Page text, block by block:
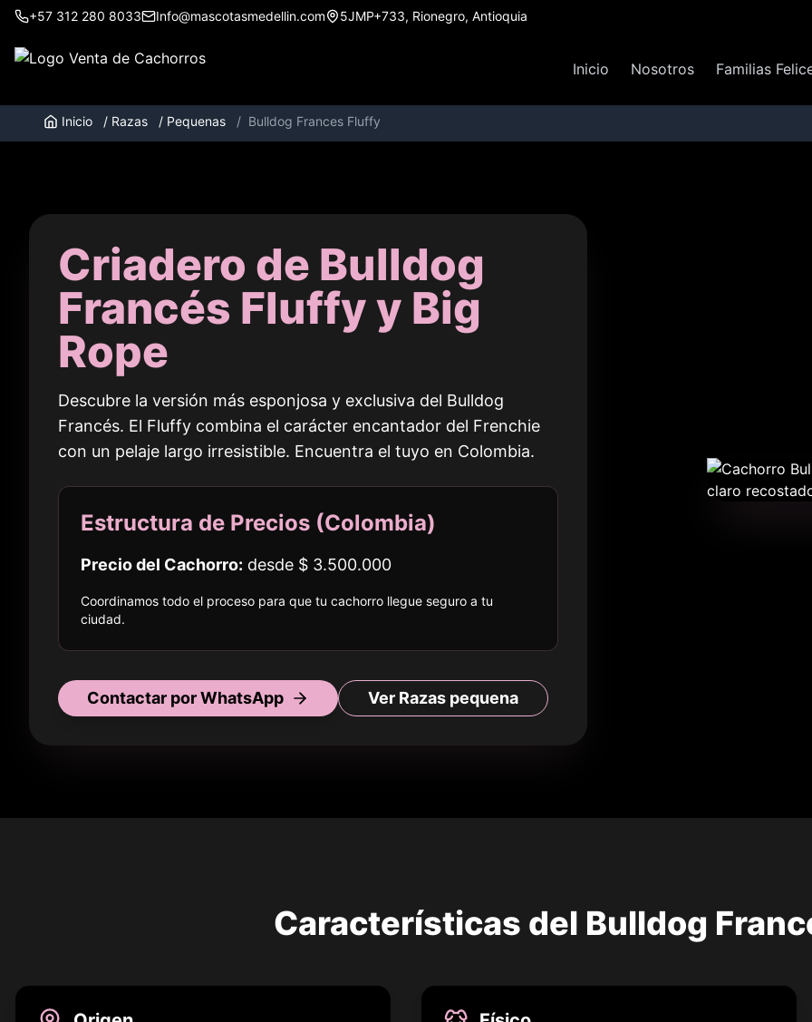
+57 312 280 8033 Info@mascotasmedellin.com 5JMP+733, Rionegro, Antioquia
Inicio Nosotros Familias
Inicio / Razas / Pequenas / Bulldog Frances Fluffy
Criadero de Bulldog
Francés Fluffy y Big
Rope
Descubre la versión más esponjosa y exclusiva del Bulldog
Francés. El Fluffy combina el carácter encantador del Frenchie
con un pelaje largo irresistible. Encuentra el tuyo en Colombia.
Estructura de Precios (Colombia)
Precio del Cachorro: desde $ 3.500.000
Coordinamos todo el proceso para que tu cachorro llegue seguro a tu
ciudad.
Contactar por WhatsApp Ver Razas pequena
Características del Bulldog